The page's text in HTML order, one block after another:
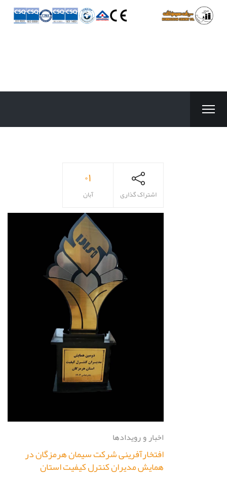
۰۱
آبان اشتراک گذاری
اخبار و رویدادها
افتخارآفرینی شرکت سیمان هرمزگان در
همایش مدیران کنترل کیفیت استان